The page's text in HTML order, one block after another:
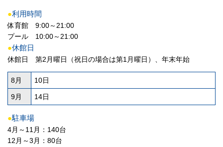
●利用時間
体育館 9:00～21:00
プール 10:00～21:00
●休館日
休館日 第2月曜日（祝日の場合は第1月曜日）、年末年始
8月 10日
9月 14日
●駐車場
4月～11月：140台
12月～3月：80台